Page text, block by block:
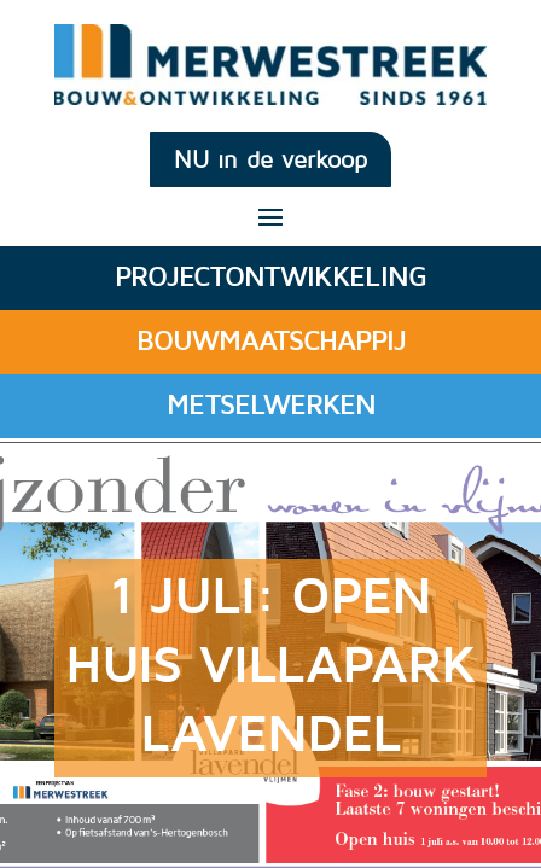
NU in de verkoop
PROJECTONTWIKKELING
BOUWMAATSCHAPPIJ
METSELWERKEN
1 JULI: OPEN
HUIS VILLAPARK
LAVENDEL